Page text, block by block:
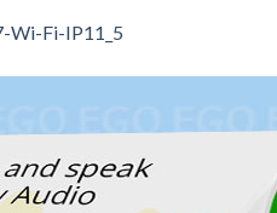
Wi-Fi-IP11_5